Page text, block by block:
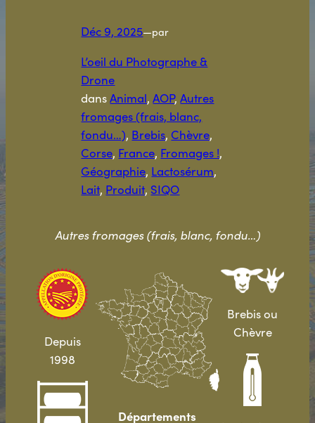
Déc 9, 2025—par
L’oeil du Photographe &
Drone
dansAnimal, AOP, Autres
fromages (frais, blanc,
fondu…), Brebis, Chèvre
Corse, France, Fromages !
Géographie, Lactosérum
Lait, Produit, SIQO
Autres fromages (frais, blanc, fondu…)
Depuis
1998
Départements
Brebis ou
Chèvre